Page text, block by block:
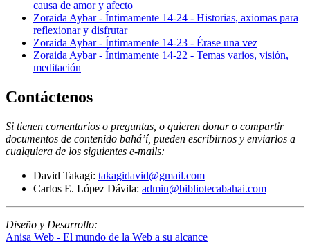
causa de amor y afecto
Zoraida Aybar - Íntimamente 14-24 - Historias, axiomas para
reflexionar y disfrutar
Zoraida Aybar - Íntimamente 14-23 - Érase una vez
Zoraida Aybar - Íntimamente 14-22 - Temas varios, visión,
meditación
Contáctenos
Si tienen comentarios o preguntas, o quieren donar o compartir
documentos de contenido bahá’í, pueden escribirnos y enviarlos a
cualquiera de los siguientes e-mails:
David Takagi: takagidavid@gmail.com
Carlos E. López Dávila: admin@bibliotecabahai.com
Diseño y Desarrollo:
Anisa Web - El mundo de la Web a su alcance